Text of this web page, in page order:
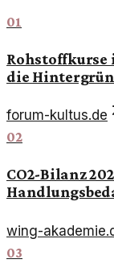
01
Rohstoffkurse
die
forum-kultus.de
02
CO2-Bilanz
wing-
03